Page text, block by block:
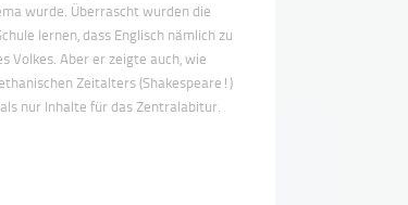
wurde. Überrascht wurden die
lernen, dass Englisch nämlich zu
Volkes. Aber er zeigte auch, wie
Zeitalters (Shakespeare!)
nur Inhalte für das Zentralabitur.